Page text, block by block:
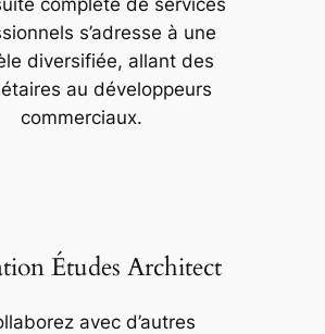
complète de services
s’adresse à une
diversifiée, allant des
au développeurs
commerciaux.
Études Architect
avec d’autres